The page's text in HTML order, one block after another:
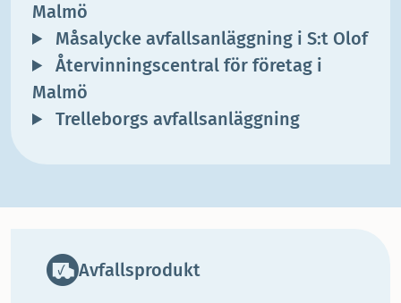
Malmö
Måsalycke avfallsanläggning i S:t Olof
Återvinningscentral för företag i
Malmö
Trelleborgs avfallsanläggning
Avfallsprodukt